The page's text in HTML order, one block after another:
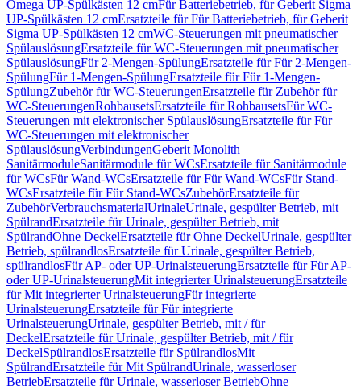
Omega UP-Spülkästen 12 cmFür Batteriebetrieb, für Geberit Sigma
UP-Spülkästen 12 cmErsatzteile für Für Batteriebetrieb, für Geberit
Sigma UP-Spülkästen 12 cmWC-Steuerungen mit pneumatischer
SpülauslösungErsatzteile für WC-Steuerungen mit pneumatischer
SpülauslösungFür 2-Mengen-SpülungErsatzteile für Für 2-Mengen-
SpülungFür 1-Mengen-SpülungErsatzteile für Für 1-Mengen-
SpülungZubehör für WC-SteuerungenErsatzteile für Zubehör für
WC-SteuerungenRohbausetsErsatzteile für RohbausetsFür WC-
Steuerungen mit elektronischer SpülauslösungErsatzteile für Für
WC-Steuerungen mit elektronischer
SpülauslösungVerbindungenGeberit Monolith
SanitärmoduleSanitärmodule für WCsErsatzteile für Sanitärmodule
für WCsFür Wand-WCsErsatzteile für Für Wand-WCsFür Stand-
WCsErsatzteile für Für Stand-WCsZubehörErsatzteile für
ZubehörVerbrauchsmaterialUrinaleUrinale, gespülter Betrieb, mit
SpülrandErsatzteile für Urinale, gespülter Betrieb, mit
SpülrandOhne DeckelErsatzteile für Ohne DeckelUrinale, gespülter
Betrieb, spülrandlosErsatzteile für Urinale, gespülter Betrieb,
spülrandlosFür AP- oder UP-UrinalsteuerungErsatzteile für Für AP-
oder UP-UrinalsteuerungMit integrierter UrinalsteuerungErsatzteile
für Mit integrierter UrinalsteuerungFür integrierte
UrinalsteuerungErsatzteile für Für integrierte
UrinalsteuerungUrinale, gespülter Betrieb, mit / für
DeckelErsatzteile für Urinale, gespülter Betrieb, mit / für
DeckelSpülrandlosErsatzteile für SpülrandlosMit
SpülrandErsatzteile für Mit SpülrandUrinale, wasserloser
BetriebErsatzteile für Urinale, wasserloser BetriebOhne